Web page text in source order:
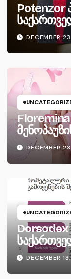
Potenzor
DECEMBER
DECEMBER
Dorsodex
DECEMBER